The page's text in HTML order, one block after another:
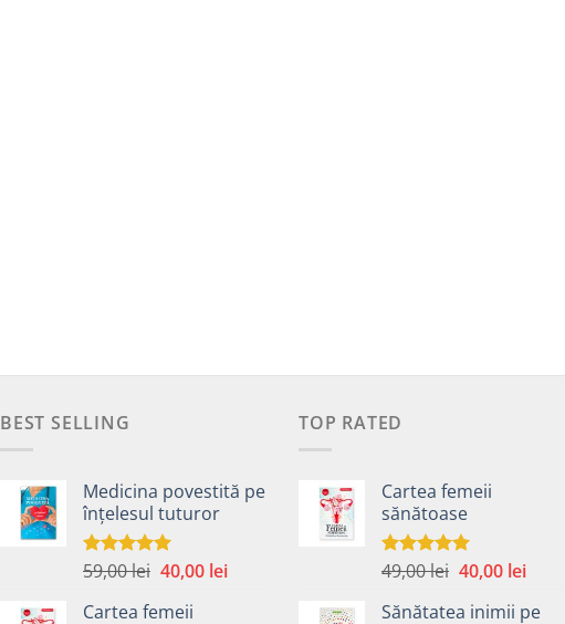
BEST SELLING
Medicina povestită pe
înțelesul tuturor
Evaluat la
59,00lei Prețul
a
40,00 leiPrețul
Cartea femeii
TOP RATED
Cartea femeii
sănătoase
Evaluat la
49,00lei Prețul
a
40,00 leiPrețul
este:
Sănătatea inimii pe